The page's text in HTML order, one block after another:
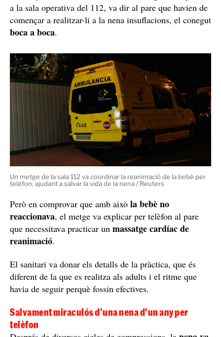
a la sala operativa del 112, va dir al pare que havien de
començar a realitzar-li a la nena insuflacions, el conegut
boca a boca.
Un metge de la sala 112 va coordinar la reanimació de la bebè per
telèfon, ajudant a salvar la vida de la nena / Reuters
Però en comprovar que amb això la bebè no
reaccionava, el metge va explicar per telèfon al pare
que necessitava practicar un massatge cardíac de
reanimació.
El sanitari va donar els detalls de la pràctica, que és
diferent de la que es realitza als adults i el ritme que
havia de seguir perquè fossin efectives.
Salvament miraculós d'una nena d'un any per
telèfon